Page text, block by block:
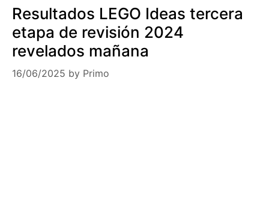
Resultados LEGO Ideas tercera
etapa de revisión 2024
revelados mañana
16/06/2025 by Primo